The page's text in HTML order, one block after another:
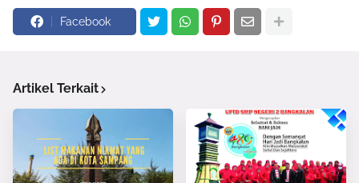
Facebook
Artikel Terkait